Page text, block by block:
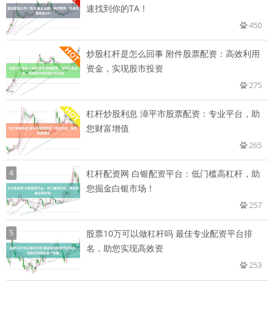
速找到你的TA！
450
炒股杠杆是怎么回事 附件股票配资：高效利用
资金，实现股市投资
275
杠杆炒股利息 漳平市股票配资：专业平台，助
您财富增值
265
4
杠杆配资网 白银配资平台：低门槛高杠杆，助
您掘金白银市场！
257
5
股票10万可以做杠杆吗 最佳专业配资平台排
名，助您实现高效资
253